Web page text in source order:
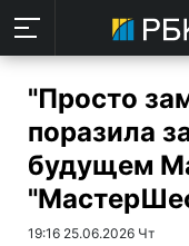
"Просто
поразила
будущем
19:16 25.06.2026 Чт